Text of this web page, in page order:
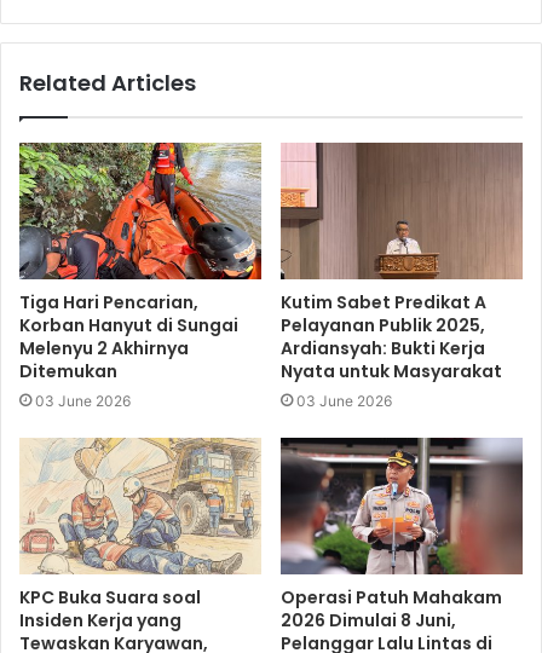
Related Articles
Tiga Hari Pencarian,
Korban Hanyut di Sungai
Melenyu 2 Akhirnya
Ditemukan
03 June 2026
Kutim Sabet Predikat A
Pelayanan Publik 2025,
Ardiansyah: Bukti Kerja
Nyata untuk Masyarakat
03 June 2026
KPC Buka Suara soal
Insiden Kerja yang
Tewaskan Karyawan,
Operasi Patuh Mahakam
2026 Dimulai 8 Juni,
Pelanggar Lalu Lintas di